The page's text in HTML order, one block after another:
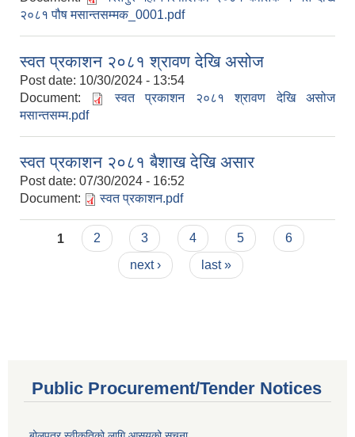
२०८१ पौष मसान्तसम्मक_0001.pdf
स्वत प्रकाशन २०८१ श्रावण देखि असोज
Post date: 10/30/2024 - 13:54
Document:
स्वत प्रकाशन २०८१ श्रावण देखि असोज
मसान्तसम्म.pdf
स्वत प्रकाशन २०८१ बैशाख देखि असार
Post date: 07/30/2024 - 16:52
Document:
स्वत प्रकाशन.pdf
Pages
1 2 3 4 5
6
next ›
last »
Public Procurement/Tender Notices